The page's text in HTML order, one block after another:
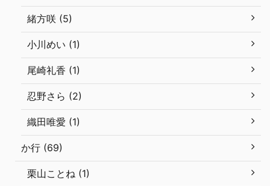
緒方咲 (5)
小川めい (1)
尾崎礼香 (1)
忍野さら (2)
織田唯愛 (1)
か行 (69)
栗山ことね (1)